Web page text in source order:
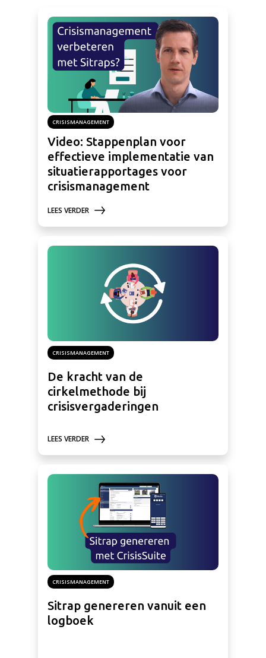
CRISISMANAGEMENT
Video: Stappenplan voor
effectieve implementatie van
situatierapportages voor
crisismanagement
LEES VERDER
CRISISMANAGEMENT
De kracht van de
cirkelmethode bij
crisisvergaderingen
LEES VERDER
CRISISMANAGEMENT
Sitrap genereren vanuit een
logboek